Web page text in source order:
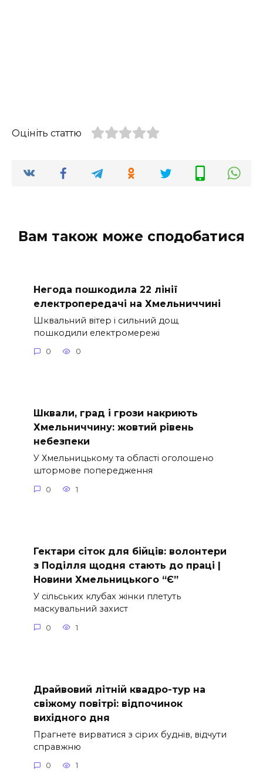
Оцініть статтю
Вам також може сподобатися
Негода пошкодила 22 лінії
електропередачі на Хмельниччині
Шквальний вітер і сильний дощ
пошкодили електромережі
0 0
Шквали, град і грози накриють
Хмельниччину: жовтий рівень
небезпеки
У Хмельницькому та області оголошено
штормове попередження
0 1
Гектари сіток для бійців: волонтери
з Поділля щодня стають до праці |
Новини Хмельницького “Є”
У сільських клубах жінки плетуть
маскувальний захист
0 1
Драйвовий літній квадро-тур на
свіжому повітрі: відпочинок
вихідного дня
Прагнете вирватися з сірих буднів, відчути
справжню
0 1